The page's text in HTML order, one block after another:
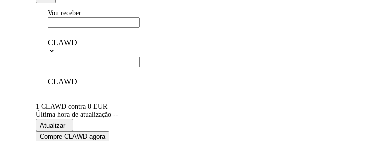
Vou receber
CLAWD
CLAWD
1 CLAWD contra 0 EUR
Última hora de atualização --
Atualizar
Compre CLAWD agora